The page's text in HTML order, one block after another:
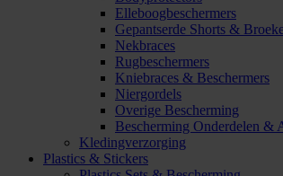
Elleboogbeschermers
Gepantserde Shorts &
Nekbraces
Rugbeschermers
Kniebraces & Beschermers
Niergordels
Overige Bescherming
Bescherming Onderdelen &
Kledingverzorging
Plastics & Stickers